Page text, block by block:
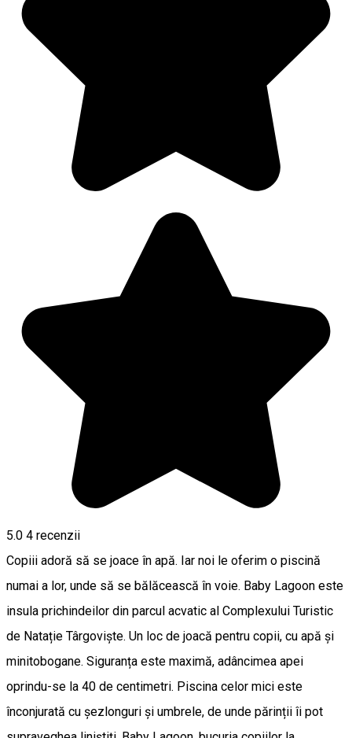
5.0 4 recenzii
Copiii adoră să se joace în apă. Iar noi le oferim o piscină
numai a lor, unde să se bălăcească în voie. Baby Lagoon este
insula prichindeilor din parcul acvatic al Complexului Turistic
de Natație Târgoviște. Un loc de joacă pentru copii, cu apă și
minitobogane. Siguranța este maximă, adâncimea apei
oprindu-se la 40 de centimetri. Piscina celor mici este
înconjurată cu șezlonguri și umbrele, de unde părinții îi pot